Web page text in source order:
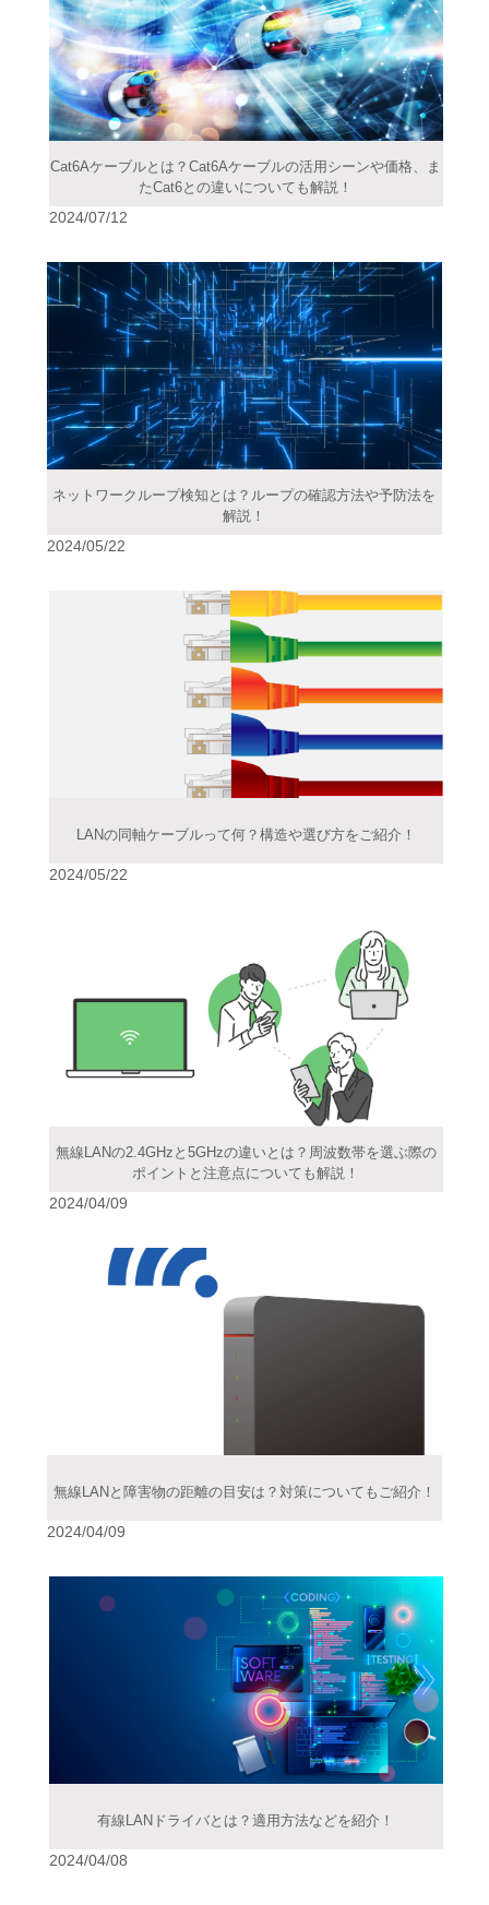
Cat6Aケーブルとは？Cat6Aケーブルの活用シーンや価格、ま
たCat6との違いについても解説！
2024/07/12
ネットワークループ検知とは？ループの確認方法や予防法を
解説！
2024/05/22
LANの同軸ケーブルって何？構造や選び方をご紹介！
2024/05/22
無線LANの2.4GHzと5GHzの違いとは？周波数帯を選ぶ際の
ポイントと注意点についても解説！
2024/04/09
無線LANと障害物の距離の目安は？対策についてもご紹介！
2024/04/09
有線LANドライバとは？適用方法などを紹介！
2024/04/08